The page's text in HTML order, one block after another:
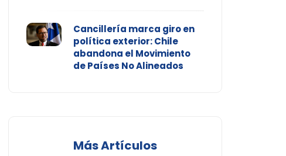
Cancillería marca giro en
política exterior: Chile
abandona el Movimiento
de Países No Alineados
Más Artículos